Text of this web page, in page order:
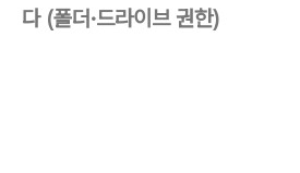
다 (폴더·드라이브 권한)